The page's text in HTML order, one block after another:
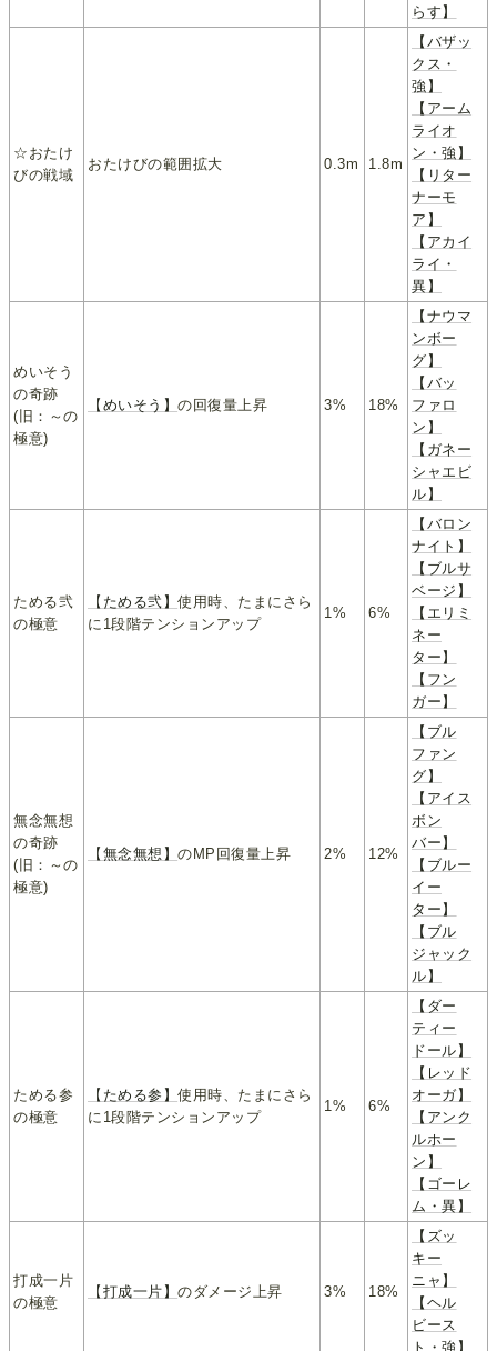
らす】
☆おたけ
びの戦域
おたけびの範囲拡大 0.3m 1.8m
【バザッ
クス・
強】
【アーム
ライオ
ン・強】
【リター
ナーモ
ア】
【アカイ
ライ・
異】
めいそう
の奇跡
(旧：～の
極意)
【めいそう】の回復量上昇 3% 18%
【ナウマ
ンボー
グ】
【バッ
ファロ
ン】
【ガネー
シャエビ
ル】
ためる弐
の極意
【ためる弐】使用時、たまにさら
に1段階テンションアップ
1% 6%
【バロン
ナイト】
【ブルサ
ベージ】
【エリミ
ネー
ター】
【フン
ガー】
無念無想
の奇跡
(旧：～の
極意)
【無念無想】のMP回復量上昇 2% 12%
【ブル
ファン
グ】
【アイス
ボン
バー】
【ブルー
イー
ター】
【ブル
ジャック
ル】
ためる参
の極意
【ためる参】使用時、たまにさら
に1段階テンションアップ
1% 6%
【ダー
ティー
ドール】
【レッド
オーガ】
【アンク
ルホー
ン】
【ゴーレ
ム・異】
打成一片
の極意
【打成一片】のダメージ上昇 3% 18%
【ズッ
キー
ニャ】
【ヘル
ビース
ト・強】